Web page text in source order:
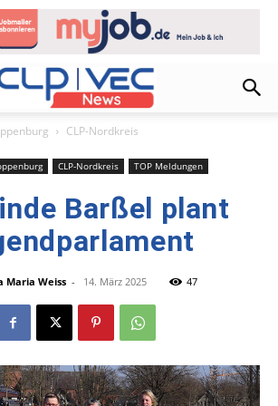
CLP-Nordkreis
CLP-Nordkreis TOP Meldungen
Barßel plant
Maria Weiss - 14. März 2025 47